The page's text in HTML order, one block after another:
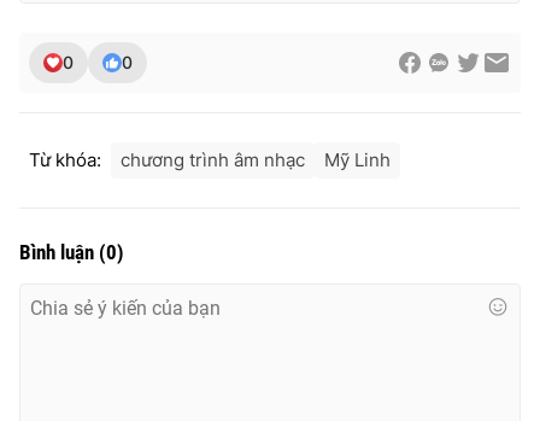
0 0
Từ khóa: chương trình âm nhạc Mỹ Linh
Bình luận (0)